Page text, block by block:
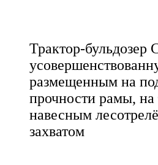
Трактор-
размещенным на
прочности рамы, на
навесным
захватом